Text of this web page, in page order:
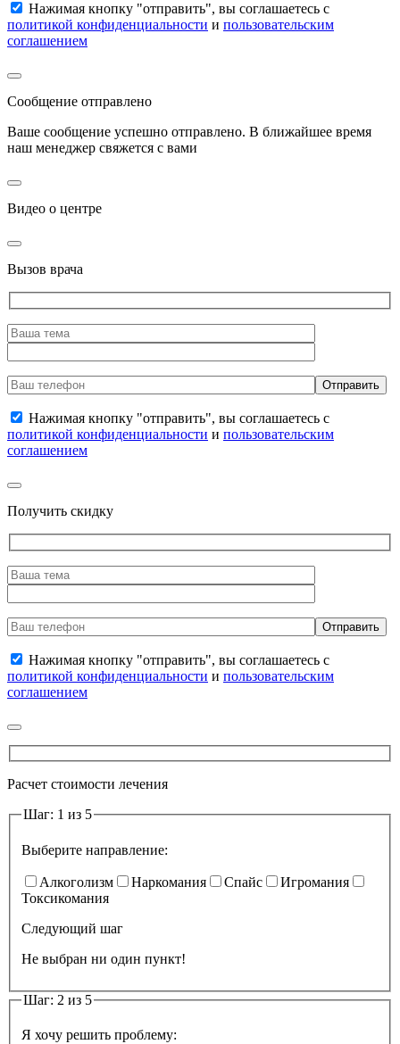
Нажимая кнопку "отправить", вы соглашаетесь с
политикой конфиденциальности и пользовательским
соглашением
Сообщение отправлено
Ваше сообщение успешно отправлено. В ближайшее время
наш менеджер свяжется с вами
Видео о центре
Вызов врача
Нажимая кнопку "отправить", вы соглашаетесь с
политикой конфиденциальности и пользовательским
соглашением
Получить скидку
Нажимая кнопку "отправить", вы соглашаетесь с
политикой конфиденциальности и пользовательским
соглашением
Расчет стоимости лечения
Шаг: 1 из 5
Выберите направление:
Алкоголизм Наркомания Спайс
Игромания
Токсикомания
Следующий шаг
Не выбран ни один пункт!
Шаг: 2 из 5
Я хочу решить проблему: